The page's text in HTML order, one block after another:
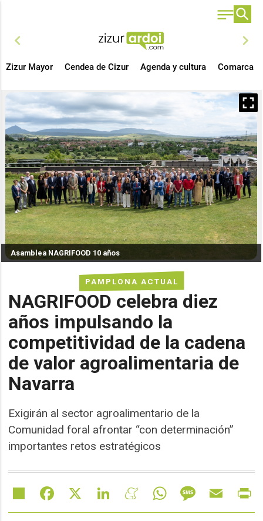
chevron_left chevron_right
Zizur Mayor Cendea de Cizur Agenda y cultura Comarca
PAMPLONA ACTUAL
NAGRIFOOD celebra diez
años impulsando la
competitividad de la cadena
de valor agroalimentaria de
Navarra
Exigirán al sector agroalimentario de la
Comunidad foral afrontar “con determinación”
importantes retos estratégicos
Asamblea NAGRIFOOD 10 años
Share Facebook LinkedIn MeneameWhatsAppMessageEmail